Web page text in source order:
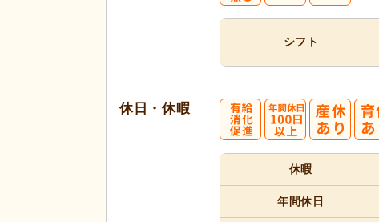
シフト
休日・休暇
休暇
年間休日